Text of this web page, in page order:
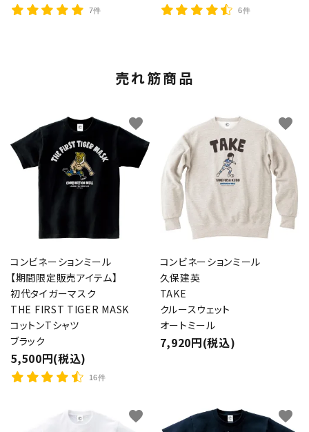
7件 6件
売れ筋商品
コンビネーションミール
【期間限定販売アイテム】
初代タイガーマスク
THE FIRST TIGER MASK
コットンTシャツ
ブラック
5,500円(税込)
16件
favorite
コンビネーションミール
久保建英
TAKE
クルースウェット
オートミール
7,920円(税込)
favorite
favorite favorite